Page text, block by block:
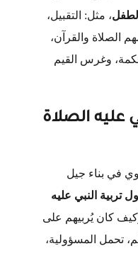
، مثل: التقبيل،
الصلاة والقرآن،
وغرس القيم
عليه الصلاة
في بناء جيل
تربية النبي عليه
كان يُربيهم على
تحمل المسؤولية،